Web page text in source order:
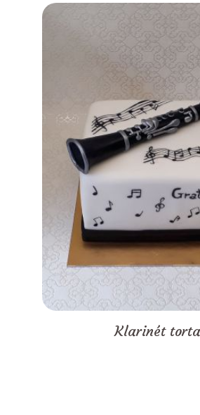
Klarinét torta